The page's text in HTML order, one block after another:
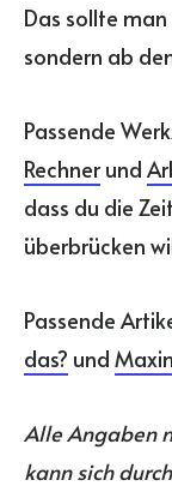
Das sollte
sondern ab
Passende
Rechnerund
dass du die
überbrücken
Passende
das? und
Alle Angaben
kann sich